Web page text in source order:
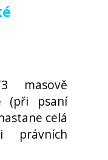
masově
(při psaní
celá